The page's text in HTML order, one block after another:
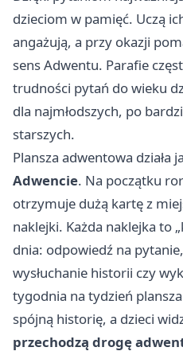
dzieciom w pamięć. Uczą
angażują, a przy okazji
sens Adwentu. Parafie
trudności pytań do wieku
dla najmłodszych, po
starszych.
Plansza adwentowa działa
Adwencie. Na początku
otrzymuje dużą kartę z
naklejki. Każda naklejka to
dnia: odpowiedź na
wysłuchanie historii czy
tygodnia na tydzień
spójną historię, a dzieci
przechodzą drogę